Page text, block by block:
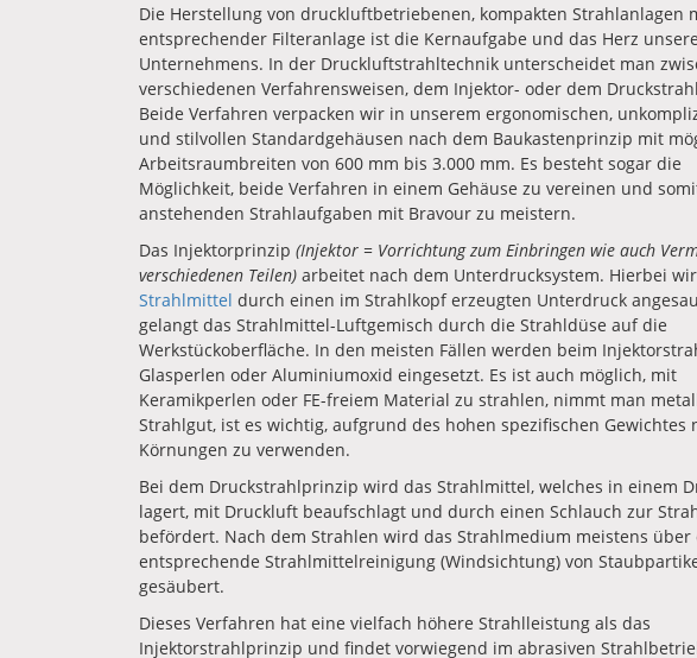
Die Herstellung von druckluftbetriebenen, kompakten Strahlanlagen
entsprechender Filteranlage ist die Kernaufgabe und das Herz
Unternehmens. In der Druckluftstrahltechnik unterscheidet man
verschiedenen Verfahrensweisen, dem Injektor- oder dem
Beide Verfahren verpacken wir in unserem ergonomischen,
und stilvollen Standardgehäusen nach dem Baukastenprinzip mit
Arbeitsraumbreiten von 600 mm bis 3.000 mm. Es besteht sogar die
Möglichkeit, beide Verfahren in einem Gehäuse zu vereinen und
anstehenden Strahlaufgaben mit Bravour zu meistern.
Das Injektorprinzip (Injektor = Vorrichtung zum Einbringen wie auch
verschiedenen Teilen) arbeitet nach dem Unterdrucksystem. Hierbei
Strahlmittel durch einen im Strahlkopf erzeugten Unterdruck
gelangt das Strahlmittel-Luftgemisch durch die Strahldüse auf die
Werkstückoberfläche. In den meisten Fällen werden beim
Glasperlen oder Aluminiumoxid eingesetzt. Es ist auch möglich, mit
Keramikperlen oder FE-freiem Material zu strahlen, nimmt man
Strahlgut, ist es wichtig, aufgrund des hohen spezifischen Gewichtes
Körnungen zu verwenden.
Bei dem Druckstrahlprinzip wird das Strahlmittel, welches in einem
lagert, mit Druckluft beaufschlagt und durch einen Schlauch zur
befördert. Nach dem Strahlen wird das Strahlmedium meistens über
entsprechende Strahlmittelreinigung (Windsichtung) von
gesäubert.
Dieses Verfahren hat eine vielfach höhere Strahlleistung als das
Injektorstrahlprinzip und findet vorwiegend im abrasiven